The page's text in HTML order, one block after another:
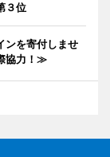
３位
ンを寄付しませ
協力！≫